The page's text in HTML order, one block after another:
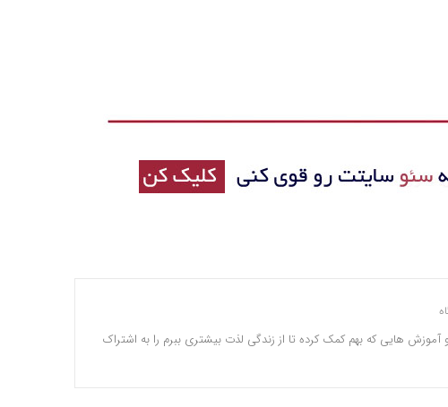
هایی که بهم کمک کرده تا از زندگی لذت بیشتری ببرم را به اشتراک